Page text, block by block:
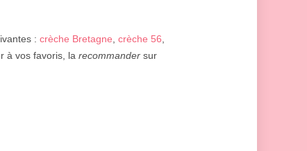
: crèche Bretagne, crèche 56,
à vos favoris, la recommander sur